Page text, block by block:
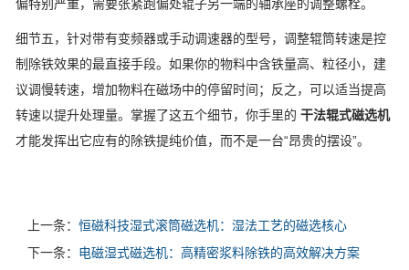
偏特别严重，需要张紧跑偏处辊子另一端的轴承座的调整螺栓。
细节五，针对带有变频器或手动调速器的型号，调整辊筒转速是控
制除铁效果的最直接手段。如果你的物料中含铁量高、粒径小，建
议调慢转速，增加物料在磁场中的停留时间；反之，可以适当提高
转速以提升处理量。掌握了这五个细节，你手里的 干法辊式磁选机
才能发挥出它应有的除铁提纯价值，而不是一台“昂贵的摆设”。
上一条： 恒磁科技湿式滚筒磁选机：湿法工艺的磁选核心
下一条： 电磁湿式磁选机：高精密浆料除铁的高效解决方案